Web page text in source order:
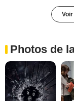
Photos de